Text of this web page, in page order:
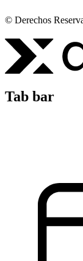
© Derechos
Tab bar